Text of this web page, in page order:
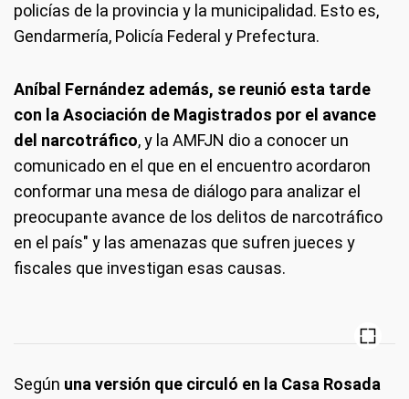
policías de la provincia y la municipalidad. Esto es,
Gendarmería, Policía Federal y Prefectura.
Aníbal Fernández además, se reunió esta tarde
con la Asociación de Magistrados por el avance
del narcotráfico, y la AMFJN dio a conocer un
comunicado en el que en el encuentro acordaron
conformar una mesa de diálogo para analizar el
preocupante avance de los delitos de narcotráfico
en el país" y las amenazas que sufren jueces y
fiscales que investigan esas causas.
Según una versión que circuló en la Casa Rosada